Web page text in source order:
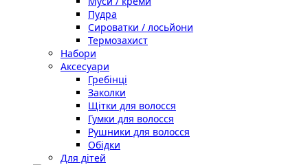
Пудра
Сироватки / лосьйони
Термозахист
Набори
Аксесуари
Гребінці
Заколки
Щітки для волосся
Гумки для волосся
Рушники для волосся
Обідки
Для дітей